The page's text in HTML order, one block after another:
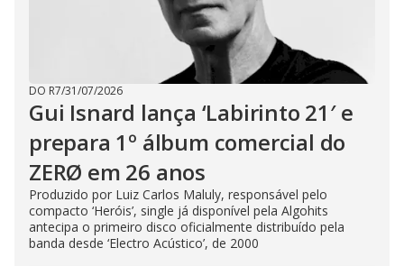
DO R7/31/07/2026
Gui Isnard lança ‘Labirinto 21′ e
prepara 1º álbum comercial do
ZERØ em 26 anos
Produzido por Luiz Carlos Maluly, responsável pelo
compacto ‘Heróis’, single já disponível pela Algohits
antecipa o primeiro disco oficialmente distribuído pela
banda desde ‘Electro Acústico’, de 2000